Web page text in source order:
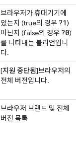
브라우저가 휴대기기에
있는지 (true의 경우 ?1)
아닌지 (false의 경우 ?0)
를 나타내는 불리언입니
다.
[지원 중단됨]브라우저의
전체 버전입니다.
브라우저 브랜드 및 전체
버전 목록